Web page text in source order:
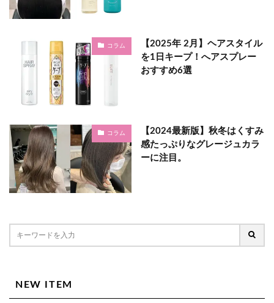
コラム
【2025年 2月】ヘアスタイル
を1日キープ！へアスプレー
おすすめ6選
コラム
【2024最新版】秋冬はくすみ
感たっぷりなグレージュカラ
ーに注目。
NEW ITEM